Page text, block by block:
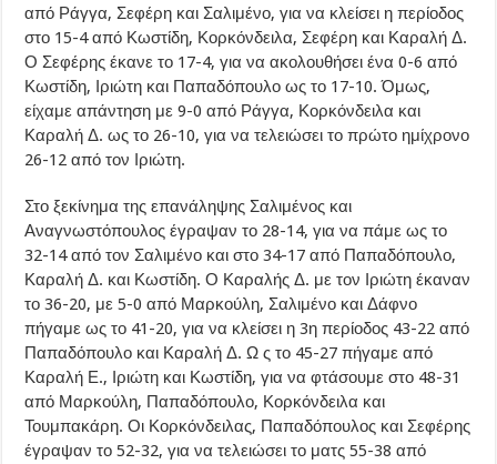
από Ράγγα, Σεφέρη και Σαλιμένο, για να κλείσει η περίοδος
στο 15-4 από Κωστίδη, Κορκόνδειλα, Σεφέρη και Καραλή Δ.
Ο Σεφέρης έκανε το 17-4, για να ακολουθήσει ένα 0-6 από
Κωστίδη, Ιριώτη και Παπαδόπουλο ως το 17-10. Όμως,
είχαμε απάντηση με 9-0 από Ράγγα, Κορκόνδειλα και
Καραλή Δ. ως το 26-10, για να τελειώσει το πρώτο ημίχρονο
26-12 από τον Ιριώτη.
Στο ξεκίνημα της επανάληψης Σαλιμένος και
Αναγνωστόπουλος έγραψαν το 28-14, για να πάμε ως το
32-14 από τον Σαλιμένο και στο 34-17 από Παπαδόπουλο,
Καραλή Δ. και Κωστίδη. Ο Καραλής Δ. με τον Ιριώτη έκαναν
το 36-20, με 5-0 από Μαρκούλη, Σαλιμένο και Δάφνο
πήγαμε ως το 41-20, για να κλείσει η 3η περίοδος 43-22 από
Παπαδόπουλο και Καραλή Δ. Ω ς το 45-27 πήγαμε από
Καραλή Ε., Ιριώτη και Κωστίδη, για να φτάσουμε στο 48-31
από Μαρκούλη, Παπαδόπουλο, Κορκόνδειλα και
Τουμπακάρη. Οι Κορκόνδειλας, Παπαδόπουλος και Σεφέρης
έγραψαν το 52-32, για να τελειώσει το ματς 55-38 από